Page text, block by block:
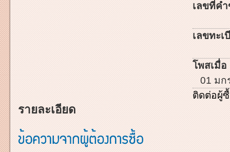
เลขที่ค
เลขทะเ
โพสเมื่อ
01 มก
ติดต่อผู้
รายละเอียด